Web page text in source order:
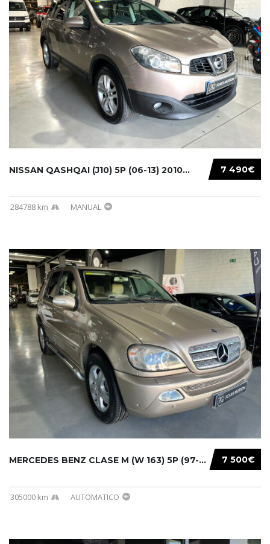
7 490€
NISSAN QASHQAI (J10) 5P (06-13) 2010...
284788 km MANUAL
7 500€
MERCEDES BENZ CLASE M (W 163) 5P (97-05) 200...
305000 km AUTOMATICO